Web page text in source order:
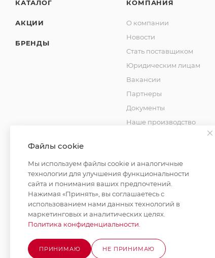
КАТАЛОГ
АКЦИИ
БРЕНДЫ
КОМПАНИЯ
О компании
Новости
Стать поставщиком
Юридическим лицам
Вакансии
Партнеры
Документы
Наше производство
2026 © MAXIM-STROY Все права защищены.
Информация и цены на сайте не являются публичной
Политика конфиденциальности
Разработка сайта на Битрикс
Файлы cookie
Мы используем файлы cookie и аналогичные
технологии для улучшения функциональности
сайта и понимания ваших предпочтений.
Нажимая «Принять», вы соглашаетесь с
использованием нами данных технологий в
маркетинговых и аналитических целях.
Политика конфиденциальности
ПРИНИМАЮ НЕ ПРИНИМАЮ